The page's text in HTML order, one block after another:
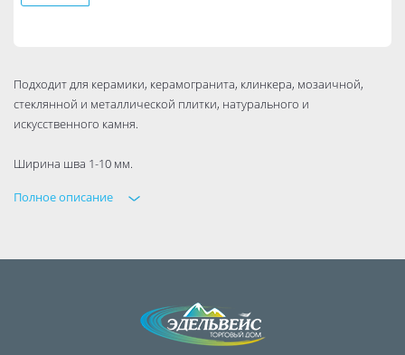
Подходит для керамики, керамогранита, клинкера, мозаичной,
стеклянной и металлической плитки, натурального и
искусственного камня.
Ширина шва 1-10 мм.
Подходит для облицовки внутри и снаружи помещения
не меняет цвет в процессе эксплуатации
Полное описание